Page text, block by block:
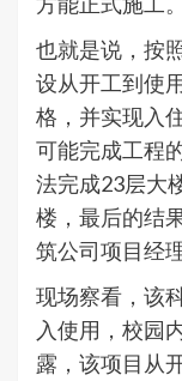
也就是说，按
设从开工到使
格，并实现入
可能完成工程
法完成23层大
楼，最后的结
筑公司项目经
现场察看，该
入使用，校园
露，该项目从